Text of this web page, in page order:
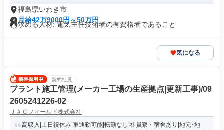
福島県いわき市
月給42万9000円～50万円
求める人材: 電気主任技術者の有資格者であること
気になる
契約社員
プラント施工管理(メーカー工場の生産拠点|更新工事)/09
2605241226-02
ＪＡＧフィールド株式会社
高収入|土日祝休み|車通勤可能|転勤なし|社員寮・宿舍あり|地元･地